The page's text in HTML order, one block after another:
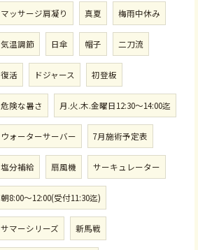
マッサージ肩凝り 真夏 梅雨中休み
気温調節 日傘 帽子 二刀流
復活 ドジャース 初登板
危険な暑さ 月.火.木.金曜日12:30〜14:00迄
ウォーターサーバー 7月施術予定表
塩分補給 扇風機 サーキュレーター
朝8:00〜12:00(受付11:30迄)
サマーシリーズ 新馬戦